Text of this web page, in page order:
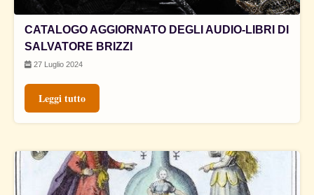
CATALOGO AGGIORNATO DEGLI AUDIO-LIBRI DI
SALVATORE BRIZZI
27 Luglio 2024
Leggi tutto